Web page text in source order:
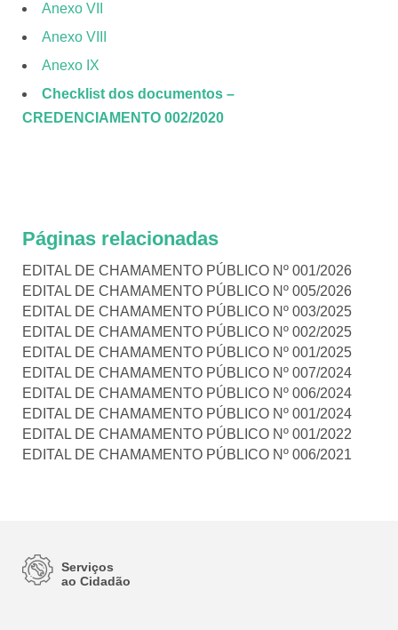
Anexo VII
Anexo VIII
Anexo IX
Checklist dos documentos –
CREDENCIAMENTO 002/2020
Páginas relacionadas
EDITAL DE CHAMAMENTO PÚBLICO Nº 001/2026
EDITAL DE CHAMAMENTO PÚBLICO Nº 005/2026
EDITAL DE CHAMAMENTO PÚBLICO Nº 003/2025
EDITAL DE CHAMAMENTO PÚBLICO Nº 002/2025
EDITAL DE CHAMAMENTO PÚBLICO Nº 001/2025
EDITAL DE CHAMAMENTO PÚBLICO Nº 007/2024
EDITAL DE CHAMAMENTO PÚBLICO Nº 006/2024
EDITAL DE CHAMAMENTO PÚBLICO Nº 001/2024
EDITAL DE CHAMAMENTO PÚBLICO Nº 001/2022
EDITAL DE CHAMAMENTO PÚBLICO Nº 006/2021
Serviços
ao Cidadão